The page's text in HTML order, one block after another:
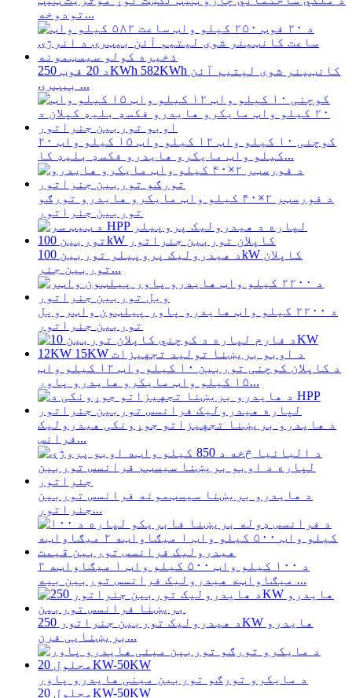
تودوخه...
د 20 فوټ 250KWh 582KWh کانټینر شوی لیتیم آئن
بیټرۍ ...
کوچنی ۱۰ کیلو واټ ۱۲ کیلو واټ ۱۵ کیلو واټ ۲۰
کیلو واټ مایکرو هایدرو فکسډ بلیډ کا...
د فورسټر ۲×۴۰ کیلو واټ مایکرو هایدرو تورګو
توربین جنراتور
د هیدرولیک پروپیلر توربین 100kW کاپلان
توربین جنر...
د ۲۲۰۰ کیلو واټ هایدرو پاور پیلټون واټر ویل
توربین جنراتور
د کاپلان کوچنی توربین ۱۰ کیلو واټ ۱۲ کیلو واټ
۱۵ کیلو واټ مایکرو هایدرو پاور...
د هایدرو بریښنا تجهیزاتو جوړونکی هیدرولیک
فرانس...
د هایدرو بریښنا سیسټمونه فرانسس توربین
جنراتور...
د ۱۰۰ کیلو واټ ۵۰۰ کیلو واټ ۱ میګاواټه ۲
میګاواټه هیدرولیک فرانسس توربین بیه ...
د هیدرولیک توربین جنراتور 250KW هایدرو
بریښنایی فرن...
د مایکرو تورګو توربین مینی هایدرو پاور
محلول 20KW-50KW